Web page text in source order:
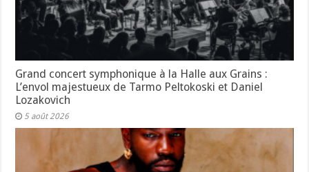
Grand concert symphonique à la Halle aux Grains :
L’envol majestueux de Tarmo Peltokoski et Daniel
Lozakovich
5 août 2026